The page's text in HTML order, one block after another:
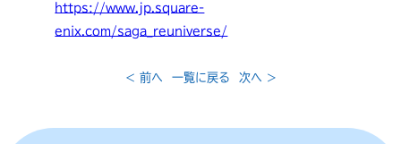
https://www.jp.square-
enix.com/saga_reuniverse/
< 前へ 一覧に戻る 次へ >